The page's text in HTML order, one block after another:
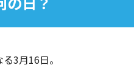
3月16日。